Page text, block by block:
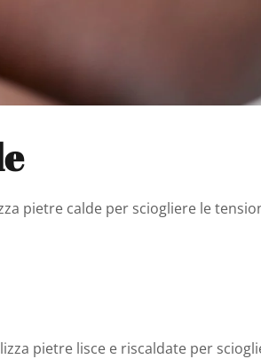
pietre calde per sciogliere le
pietre lisce e riscaldate per